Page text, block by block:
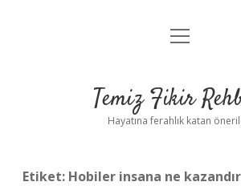
Anasayfa
Yasal Uyarı
menüyü
Temiz Fikir
Hayatına ferahlık katan
Etiket: Hobiler insana ne